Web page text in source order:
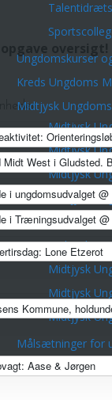
Ungdomskurser
Kreds Ungdoms
Midtjysk
Midtjysk
Midtjysk
Midtjysk
Midtjysk
Midtjysk
Midtjysk
Midtjysk
Midtjysk
Midtjysk
Målsætninger for
Midt West i Gludsted.
i ungdomsudvalget @
i Træningsudvalget
Lone Etzerot
Kommune,
Aase & Jørgen